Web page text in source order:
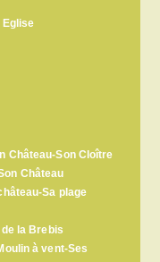
Eglise
Château-Son Cloître
Château
Sa plage
la Brebis
à vent-Ses